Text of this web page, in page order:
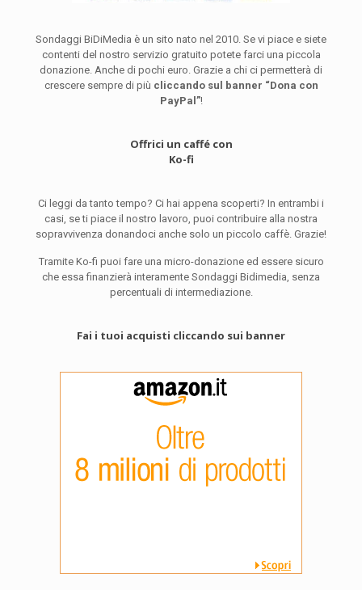
Sondaggi BiDiMedia è un sito nato nel 2010. Se vi piace e siete
contenti del nostro servizio gratuito potete farci una piccola
donazione. Anche di pochi euro. Grazie a chi ci permetterà di
crescere sempre di più cliccando sul banner “Dona con
PayPal”!
Offrici un caffé con
Ko-fi
Ci leggi da tanto tempo? Ci hai appena scoperti? In entrambi i
casi, se ti piace il nostro lavoro, puoi contribuire alla nostra
sopravvivenza donandoci anche solo un piccolo caffè. Grazie!
Tramite Ko-fi puoi fare una micro-donazione ed essere sicuro
che essa finanzierà interamente Sondaggi Bidimedia, senza
percentuali di intermediazione.
Fai i tuoi acquisti cliccando sui banner